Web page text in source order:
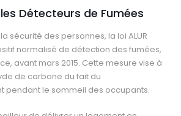
Détecteurs de Fumées
sécurité des personnes, la loi ALUR
normalisé de détection des fumées,
avant mars 2015. Cette mesure vise à
de carbone du fait du
pendant le sommeil des occupants.